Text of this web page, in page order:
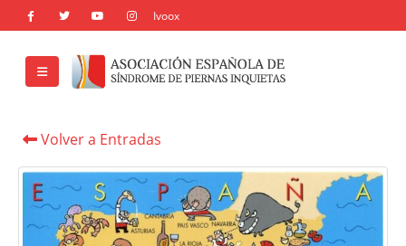
Volver a Entradas